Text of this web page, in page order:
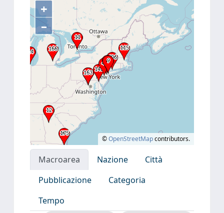
+
–
©OpenStreetMapcontributors.
Macroarea Nazione
Città
Pubblicazione
Categoria
Tempo